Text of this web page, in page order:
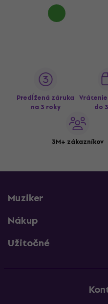
Predĺžená záruka
na 3 roky
do
3M+ zákazníkov
Muziker
Nákup
Užitočné